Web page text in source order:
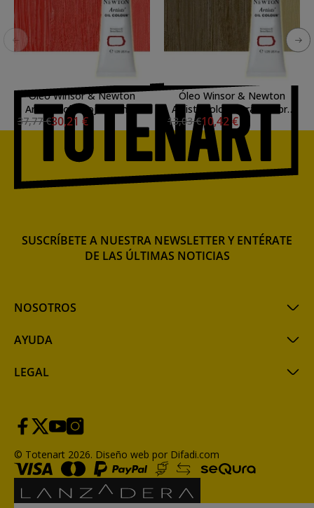
Óleo Winsor & Newton
Artists color rojo cadmio
(37 ml)
37,77 €30,21 €
Óleo Winsor & Newton
Artists color tierra sombra
natural claro (37 ml)
13,03 €10,42 €
NOSOTROS
AYUDA
LEGAL
SUSCRÍBETE A NUESTRA NEWSLETTER Y ENTÉRATE
DE LAS ÚLTIMAS NOTICIAS
© Totenart 2026. Diseño web por Difadi.com